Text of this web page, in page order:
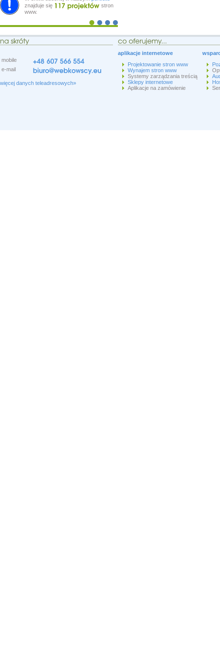
znajduje się
stron
www.
mobile
e-mail
więcej danych teleadresowych»
aplikacje internetowe
Projektowanie stron www
Wynajem stron www
Systemy zarządzania treścią
Sklepy internetowe
Aplikacje na zamówienie